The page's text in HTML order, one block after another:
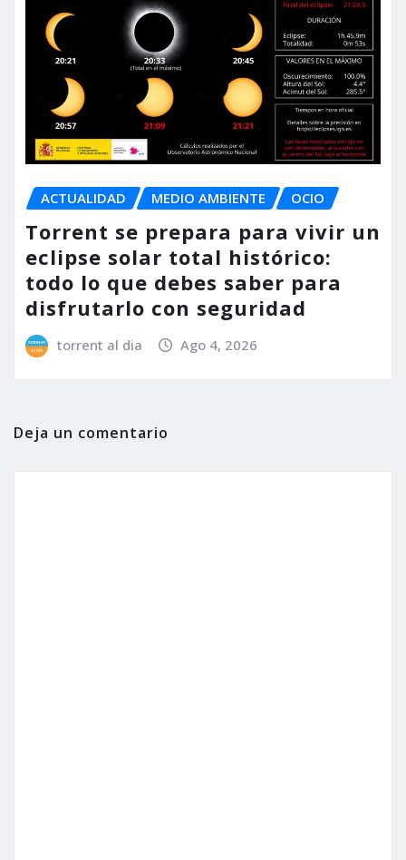
ACTUALIDAD MEDIO AMBIENTE OCIO
Torrent se prepara para vivir un
eclipse solar total histórico:
todo lo que debes saber para
disfrutarlo con seguridad
torrent al dia Ago 4, 2026
Deja un comentario